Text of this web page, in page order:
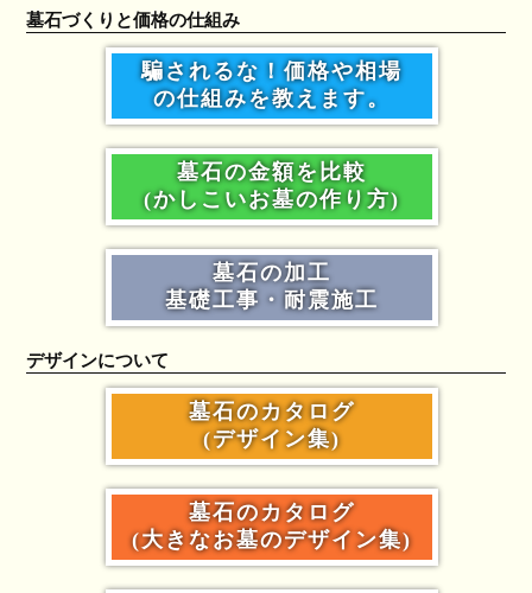
墓石づくりと価格の仕組み
騙されるな！価格や相場
の仕組みを教えます。
墓石の金額を比較
(かしこいお墓の作り方)
墓石の加工
基礎工事・耐震施工
デザインについて
墓石のカタログ
(デザイン集)
墓石のカタログ
(大きなお墓のデザイン集)